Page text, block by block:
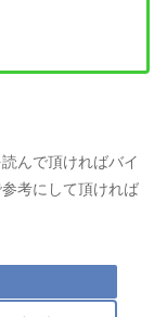
読んで頂ければバイ
考にして頂ければ